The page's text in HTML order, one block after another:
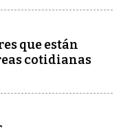
que están
cotidianas